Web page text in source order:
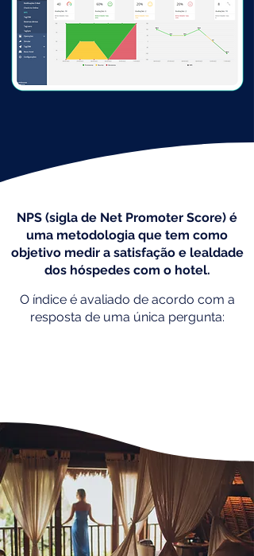
NPS (sigla de Net Promoter Score) é
uma metodologia que tem como
objetivo medir a satisfação e lealdade
dos hóspedes com o hotel.
O índice é avaliado de acordo com a
resposta de uma única pergunta: